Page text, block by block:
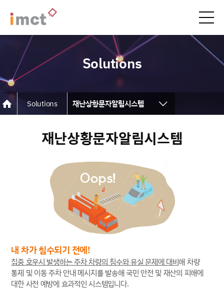
Solutions
Solutions
재난상황문자알림시스템
차량번호인식시스템
불법주정차단속 통합관리
불법차량단속시스템
통합메시징 발송시스템
버스 결행지연 알림시스템
재난상황문자알림시스템
부동산거래정보알림시스템
전입주민 환영문자 발송시스템
재난상황문자알림시스템
내 차가 침수되기 전에!
집중 호우시 발생하는 주차 차량의 침수와 유실 문제에 대비해 차량
통제 및 이동 주차 안내 메시지를 발송해 국민 안전 및 재산의 피해에
대한 사전 예방에 효과적인 시스템입니다.